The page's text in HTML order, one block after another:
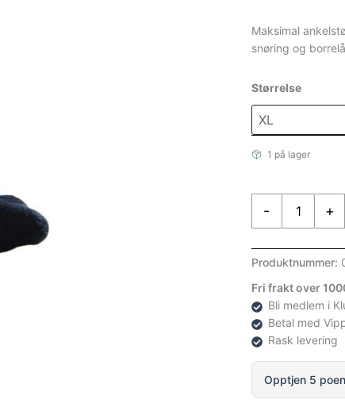
Maksimal
snøring og
Størrelse
1 på lager
-
antall
+
Produktnummer:
Fri frakt over
Bli medlem i
Betal med
Rask levering
Opptjen 5